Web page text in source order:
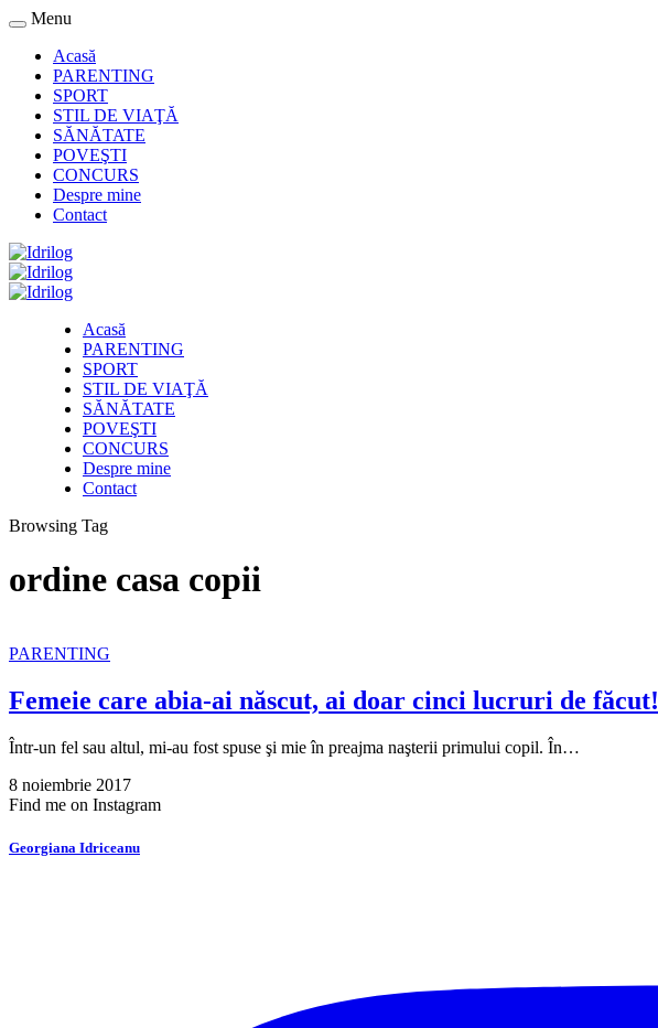
Menu
Acasă
PARENTING
SPORT
STIL DE VIAŢĂ
SĂNĂTATE
POVEŞTI
CONCURS
Despre mine
Contact
Acasă
PARENTING
SPORT
STIL DE VIAŢĂ
SĂNĂTATE
POVEŞTI
CONCURS
Despre mine
Contact
Browsing Tag
ordine casa copii
PARENTING
Femeie care abia-ai născut, ai doar cinci lucruri de făcut!
Într-un fel sau altul, mi-au fost spuse şi mie în preajma naşterii primului copil. În…
8 noiembrie 2017
Find me on Instagram
Georgiana Idriceanu